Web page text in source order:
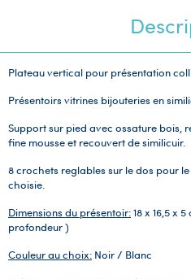
Plateau vertical pour présentation
Présentoirs vitrines bijouteries en
Support sur pied avec ossature bois,
fine mousse et recouvert de similicuir.
8 crochets reglables sur le dos pour
choisie.
Dimensions du présentoir:18 x 16,5 x
profondeur )
Couleur au choix: Noir / Blanc